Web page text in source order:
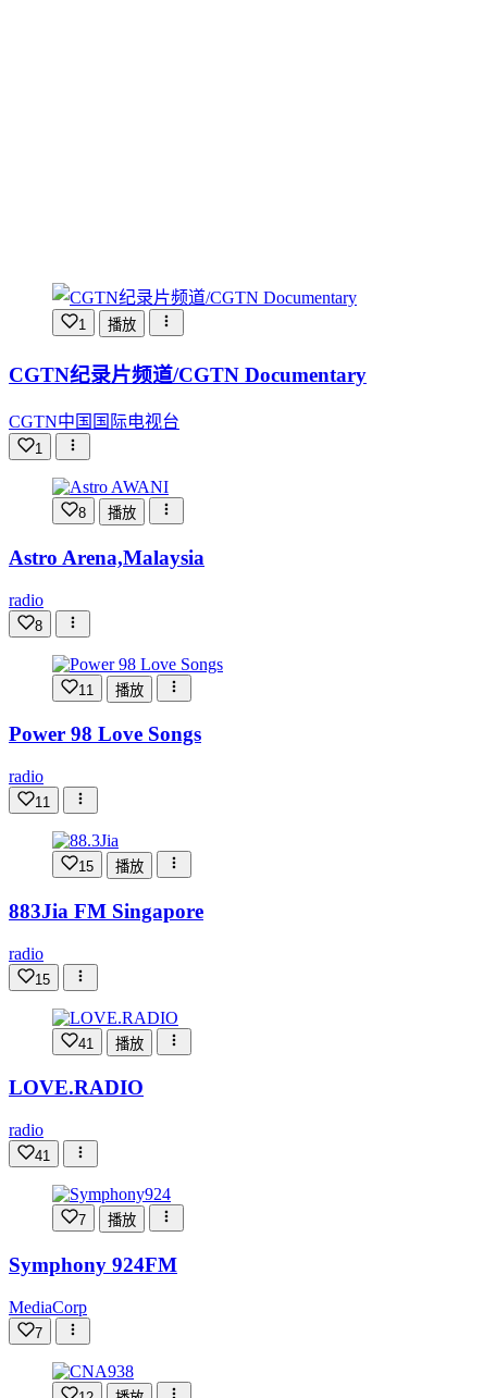
1 播放
CGTN纪录片频道/CGTN Documentary
CGTN中国国际电视台
1
8 播放
Astro Arena,Malaysia
radio
8
11 播放
Power 98 Love Songs
radio
11
15 播放
883Jia FM Singapore
radio
15
41 播放
LOVE.RADIO
radio
41
7 播放
Symphony 924FM
MediaCorp
7